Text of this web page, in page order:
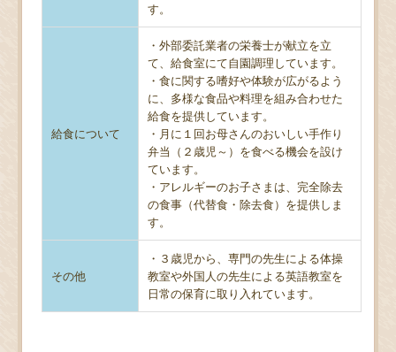
す。
給食について
・外部委託業者の栄養士が献立を立
て、給食室にて自園調理しています。
・食に関する嗜好や体験が広がるよう
に、多様な食品や料理を組み合わせた
給食を提供しています。
・月に１回お母さんのおいしい手作り
弁当（２歳児～）を食べる機会を設け
ています。
・アレルギーのお子さまは、完全除去
の食事（代替食・除去食）を提供しま
す。
その他
・３歳児から、専門の先生による体操
教室や外国人の先生による英語教室を
日常の保育に取り入れています。